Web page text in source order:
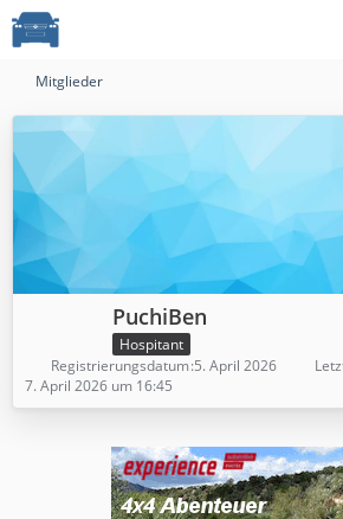
Mitglieder
PuchiBen
Hospitant
Registrierungsdatum 5. April 2026
7. April 2026 um 16:45